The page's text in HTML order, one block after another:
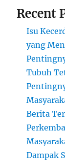
Recent
Isu
yang
Tubuh
Berita
Dampak